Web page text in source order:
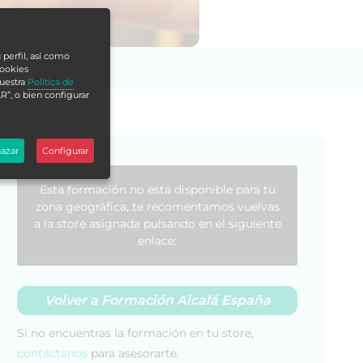
Esta formación no está disponible para tu
zona geográfica, te recomentamos vuelvas
a la store asignada pulsando en el siguiente
enlace:
Volver a Formación Alcalá España
Si no encuentras la formación en tu store,
contáctanos para asesorarte.
perfil, así como
Política de
o bien configurar
Configurar